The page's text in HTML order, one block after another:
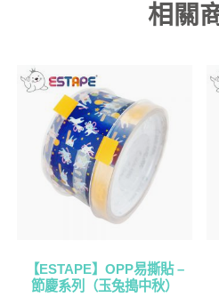
相關
【ESTAPE】OPP易撕貼 –
節慶系列（玉兔搗中秋）